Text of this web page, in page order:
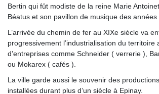
Bertin qui fût modiste de la reine Marie
Béatus et son pavillon de musique des années
L’arrivée du chemin de fer au XIXe siècle va
progressivement l’industrialisation du territoire
d’entreprises comme Schneider ( verrerie ),
ou Mokarex ( cafés ).
La ville garde aussi le souvenir des
installées durant plus d’un siècle à Epinay.